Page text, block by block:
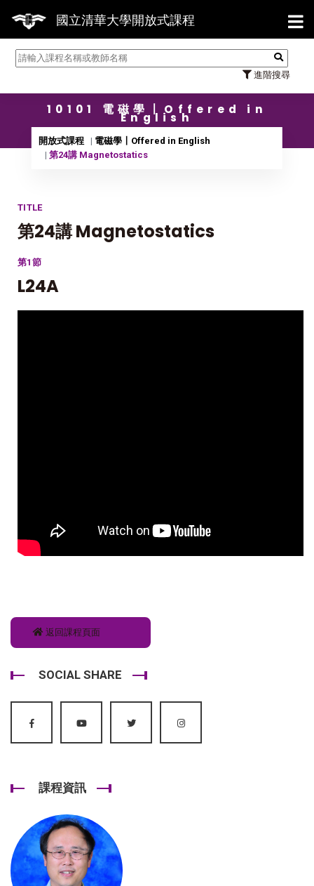
國立清華大學開放式課程
進階搜尋
【
10101 電磁學〡Offered in
English
開放式課程
電磁學〡Offered in English
第24講 Magnetostatics
TITLE
第24講 Magnetostatics
第1節
L24A
返回課程頁面
SOCIAL SHARE
課程資訊